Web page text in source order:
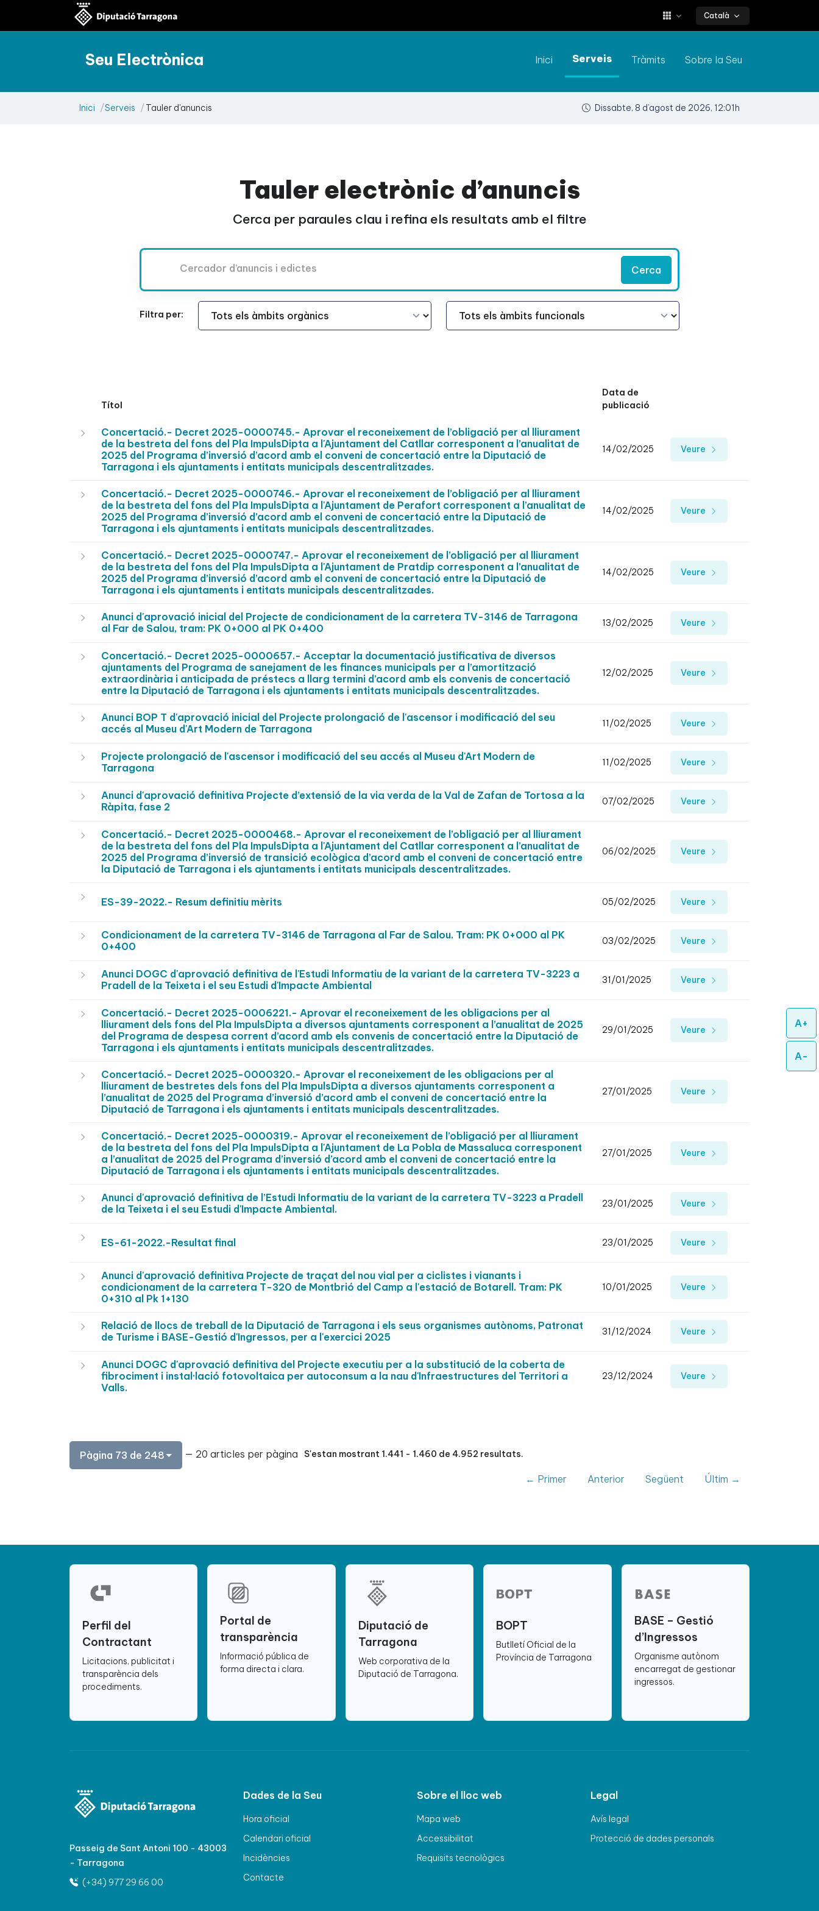
A+
A-
Català
Seu Electrònica Inici Serveis Tràmits Sobre la Seu
Inici Serveis Tauler d'anuncis Dissabte, 8 d’agost de 2026, 12:01h
Tauler electrònic d’anuncis
Cerca per paraules clau i refina els resultats amb el filtre
Cerca
Filtra per:
Àmbit Funcional Àmbit Funcional
Títol
Data de
publicació
Concertació.- Decret 2025-0000745.- Aprovar el reconeixement de l’obligació per al lliurament
de la bestreta del fons del Pla ImpulsDipta a l'Ajuntament del Catllar corresponent a l’anualitat de
2025 del Programa d’inversió d’acord amb el conveni de concertació entre la Diputació de
Tarragona i els ajuntaments i entitats municipals descentralitzades.
14/02/2025 Veure
Concertació.- Decret 2025-0000746.- Aprovar el reconeixement de l’obligació per al lliurament
de la bestreta del fons del Pla ImpulsDipta a l'Ajuntament de Perafort corresponent a l’anualitat de
2025 del Programa d’inversió d’acord amb el conveni de concertació entre la Diputació de
Tarragona i els ajuntaments i entitats municipals descentralitzades.
14/02/2025 Veure
Concertació.- Decret 2025-0000747.- Aprovar el reconeixement de l’obligació per al lliurament
de la bestreta del fons del Pla ImpulsDipta a l'Ajuntament de Pratdip corresponent a l’anualitat de
2025 del Programa d’inversió d’acord amb el conveni de concertació entre la Diputació de
Tarragona i els ajuntaments i entitats municipals descentralitzades.
14/02/2025 Veure
Anunci d'aprovació inicial del Projecte de condicionament de la carretera TV-3146 de Tarragona
al Far de Salou, tram: PK 0+000 al PK 0+400
13/02/2025 Veure
Concertació.- Decret 2025-0000657.- Acceptar la documentació justificativa de diversos
ajuntaments del Programa de sanejament de les finances municipals per a l’amortització
extraordinària i anticipada de préstecs a llarg termini d’acord amb els convenis de concertació
entre la Diputació de Tarragona i els ajuntaments i entitats municipals descentralitzades.
12/02/2025 Veure
Anunci BOP T d'aprovació inicial del Projecte prolongació de l'ascensor i modificació del seu
accés al Museu d'Art Modern de Tarragona
11/02/2025 Veure
Projecte prolongació de l'ascensor i modificació del seu accés al Museu d'Art Modern de
Tarragona
11/02/2025 Veure
Anunci d'aprovació definitiva Projecte d’extensió de la via verda de la Val de Zafan de Tortosa a la
Ràpita, fase 2
07/02/2025 Veure
Concertació.- Decret 2025-0000468.- Aprovar el reconeixement de l’obligació per al lliurament
de la bestreta del fons del Pla ImpulsDipta a l'Ajuntament del Catllar corresponent a l’anualitat de
2025 del Programa d’inversió de transició ecològica d’acord amb el conveni de concertació entre
la Diputació de Tarragona i els ajuntaments i entitats municipals descentralitzades.
06/02/2025 Veure
ES-39-2022.- Resum definitiu mèrits 05/02/2025 Veure
Condicionament de la carretera TV-3146 de Tarragona al Far de Salou. Tram: PK 0+000 al PK
0+400
03/02/2025 Veure
Anunci DOGC d'aprovació definitiva de l'Estudi Informatiu de la variant de la carretera TV-3223 a
Pradell de la Teixeta i el seu Estudi d'Impacte Ambiental
31/01/2025 Veure
Concertació.- Decret 2025-0006221.- Aprovar el reconeixement de les obligacions per al
lliurament dels fons del Pla ImpulsDipta a diversos ajuntaments corresponent a l’anualitat de 2025
del Programa de despesa corrent d’acord amb els convenis de concertació entre la Diputació de
Tarragona i els ajuntaments i entitats municipals descentralitzades.
29/01/2025 Veure
Concertació.- Decret 2025-0000320.- Aprovar el reconeixement de les obligacions per al
lliurament de bestretes dels fons del Pla ImpulsDipta a diversos ajuntaments corresponent a
l’anualitat de 2025 del Programa d’inversió d’acord amb el conveni de concertació entre la
Diputació de Tarragona i els ajuntaments i entitats municipals descentralitzades.
27/01/2025 Veure
Concertació.- Decret 2025-0000319.- Aprovar el reconeixement de l’obligació per al lliurament
de la bestreta del fons del Pla ImpulsDipta a l'Ajuntament de La Pobla de Massaluca corresponent
a l’anualitat de 2025 del Programa d’inversió d’acord amb el conveni de concertació entre la
Diputació de Tarragona i els ajuntaments i entitats municipals descentralitzades.
27/01/2025 Veure
Anunci d'aprovació definitiva de l’Estudi Informatiu de la variant de la carretera TV-3223 a Pradell
de la Teixeta i el seu Estudi d'Impacte Ambiental.
23/01/2025 Veure
ES-61-2022.-Resultat final 23/01/2025 Veure
Anunci d'aprovació definitiva Projecte de traçat del nou vial per a ciclistes i vianants i
condicionament de la carretera T-320 de Montbrió del Camp a l'estació de Botarell. Tram: PK
0+310 al Pk 1+130
10/01/2025 Veure
Relació de llocs de treball de la Diputació de Tarragona i els seus organismes autònoms, Patronat
de Turisme i BASE-Gestió d'Ingressos, per a l'exercici 2025
31/12/2024 Veure
Anunci DOGC d'aprovació definitiva del Projecte executiu per a la substitució de la coberta de
fibrociment i instal·lació fotovoltaica per autoconsum a la nau d'Infraestructures del Territori a
Valls.
23/12/2024 Veure
Pàgina 73 de 248 — 20 articles per pàgina S'estan mostrant 1.441 - 1.460 de 4.952 resultats.
← Primer Anterior Següent Últim →
Perfil del
Contractant
Licitacions, publicitat i
transparència dels
procediments.
Portal de
transparència
Informació pública de
forma directa i clara.
Diputació de
Tarragona
Web corporativa de la
Diputació de Tarragona.
BOPT
Butlletí Oficial de la
Província de Tarragona
BASE – Gestió
d’Ingressos
Organisme autònom
encarregat de gestionar
ingressos.
Passeig de Sant Antoni 100 - 43003
- Tarragona
(+34) 977 29 66 00
Dades de la Seu
Hora oficial
Calendari oficial
Incidències
Contacte
Sobre el lloc web
Mapa web
Accessibilitat
Requisits tecnològics
Legal
Avís legal
Protecció de dades personals